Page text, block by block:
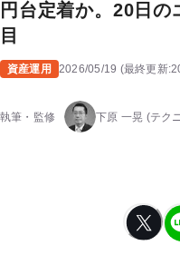
円台定着か。20日
目
資産運用 2026/05/19 (最終更新:
執筆・監修 下原 一晃 (テク